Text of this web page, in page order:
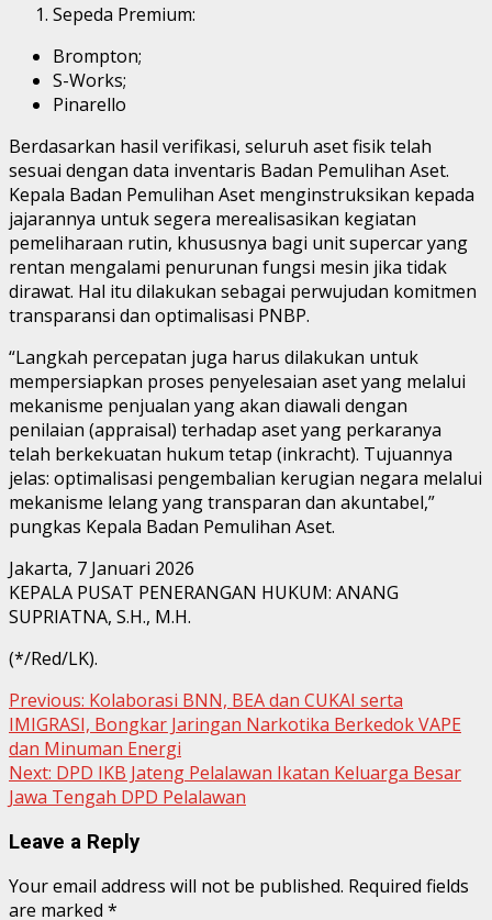
Sepeda Premium:
Brompton;
S-Works;
Pinarello
Berdasarkan hasil verifikasi, seluruh aset fisik telah
sesuai dengan data inventaris Badan Pemulihan Aset.
Kepala Badan Pemulihan Aset menginstruksikan kepada
jajarannya untuk segera merealisasikan kegiatan
pemeliharaan rutin, khususnya bagi unit supercar yang
rentan mengalami penurunan fungsi mesin jika tidak
dirawat. Hal itu dilakukan sebagai perwujudan komitmen
transparansi dan optimalisasi PNBP.
“Langkah percepatan juga harus dilakukan untuk
mempersiapkan proses penyelesaian aset yang melalui
mekanisme penjualan yang akan diawali dengan
penilaian (appraisal) terhadap aset yang perkaranya
telah berkekuatan hukum tetap (inkracht). Tujuannya
jelas: optimalisasi pengembalian kerugian negara melalui
mekanisme lelang yang transparan dan akuntabel,”
pungkas Kepala Badan Pemulihan Aset.
Jakarta, 7 Januari 2026
KEPALA PUSAT PENERANGAN HUKUM: ANANG
SUPRIATNA, S.H., M.H.
(*/Red/LK).
Continue
Reading
Previous: Kolaborasi BNN, BEA dan CUKAI serta
IMIGRASI, Bongkar Jaringan Narkotika Berkedok VAPE
dan Minuman Energi
Next: DPD IKB Jateng Pelalawan Ikatan Keluarga Besar
Jawa Tengah DPD Pelalawan
Leave a Reply
Your email address will not be published. Required fields
are marked *